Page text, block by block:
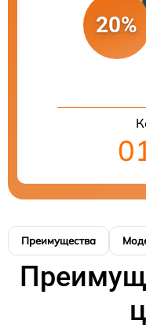
20%
Преимущества